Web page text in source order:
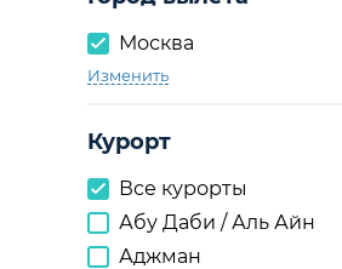
Москва
Изменить
Курорт
Все курорты
Абу Даби / Аль Айн
Аджман